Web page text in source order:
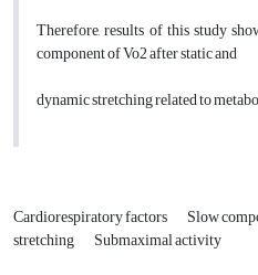
Therefore, results of this study
component of Vo2 after static and
dynamic stretching related to
Cardiorespiratory factors Slow
stretching Submaximal activity